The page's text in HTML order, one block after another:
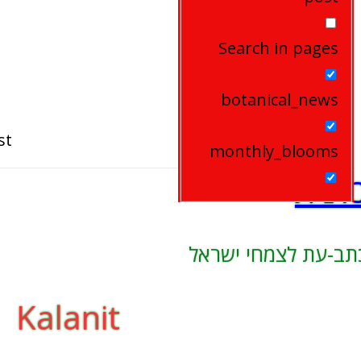
Search in pages
botanical_news
monthly_blooms
שם
משתמש
כדי
להגיב
האלקטרוני
שלך
כדי
להגיב
אתר
האינטרנט
שלך
(אופציונלי)
עת לצמחי ישראל
Kalanit